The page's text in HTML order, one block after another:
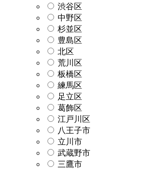
渋谷区
中野区
杉並区
豊島区
北区
荒川区
板橋区
練馬区
足立区
葛飾区
江戸川区
八王子市
立川市
武蔵野市
三鷹市